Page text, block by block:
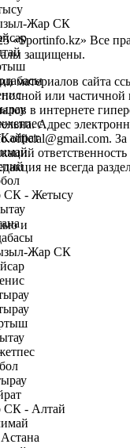
Жар СК
- Жетысу
Жар СК
- Алтай
«Sportinfo.kz» Все
защищены.
материалов сайта
или частичной
в интернете
Адрес
ответственность
не всегда
в тексте?
и